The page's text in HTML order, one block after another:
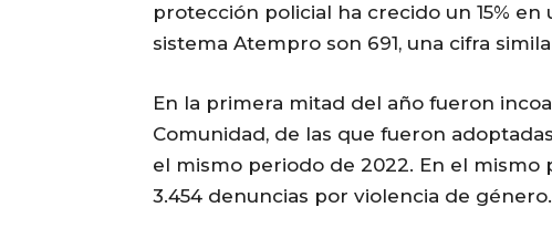
protección policial ha crecido un 15% en
sistema Atempro son 691, una cifra
En la primera mitad del año fueron
Comunidad, de las que fueron
el mismo periodo de 2022. En el mismo
3.454 denuncias por violencia de género.